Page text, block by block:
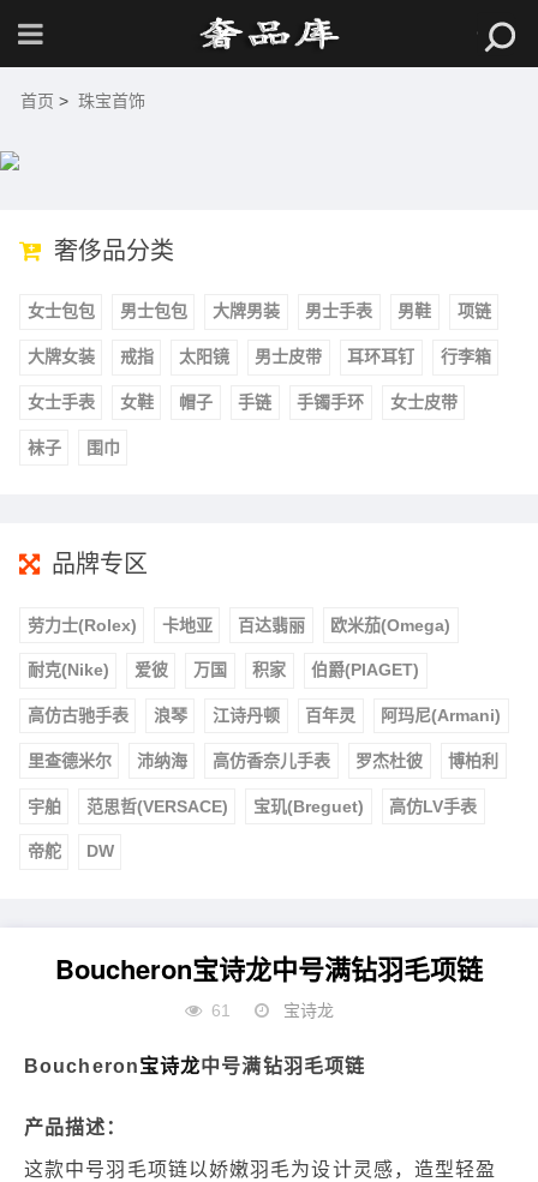
首页 > 珠宝首饰
奢侈品分类
女士包包 男士包包 大牌男装 男士手表 男鞋 项链
大牌女装 戒指 太阳镜 男士皮带 耳环耳钉 行李箱
女士手表 女鞋 帽子 手链 手镯手环 女士皮带
袜子 围巾
品牌专区
劳力士(Rolex) 卡地亚 百达翡丽 欧米茄(Omega)
耐克(Nike) 爱彼 万国 积家 伯爵(PIAGET)
高仿古驰手表 浪琴 江诗丹顿 百年灵 阿玛尼(Armani)
里查德米尔 沛纳海 高仿香奈儿手表 罗杰杜彼 博柏利
宇舶 范思哲(VERSACE) 宝玑(Breguet) 高仿LV手表
帝舵 DW
Boucheron宝诗龙中号满钻羽毛项链
61 宝诗龙
Boucheron宝诗龙中号满钻羽毛项链
产品描述：
这款中号羽毛项链以娇嫩羽毛为设计灵感，造型轻盈